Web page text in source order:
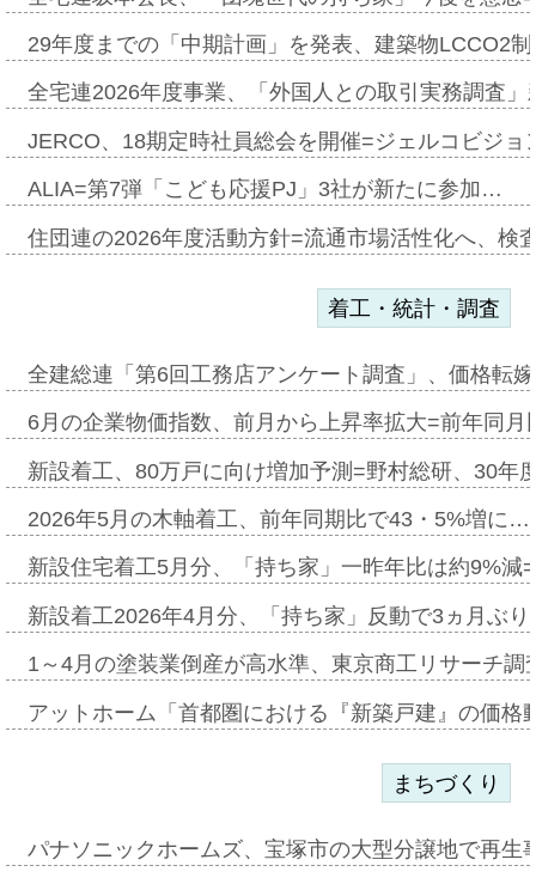
29年度までの「中期計画」を発表、建築物LCCO2
全宅連2026年度事業、「外国人との取引実務調査
JERCO、18期定時社員総会を開催=ジェルコビジ
ALIA=第7弾「こども応援PJ」3社が新たに参加…
住団連の2026年度活動方針=流通市場活性化へ、検
着工・統計・調査
全建総連「第6回工務店アンケート調査」、価格転
6月の企業物価指数、前月から上昇率拡大=前年同
新設着工、80万戸に向け増加予測=野村総研、30年
2026年5月の木軸着工、前年同期比で43・5%増に…
新設住宅着工5月分、「持ち家」一昨年比は約9%
新設着工2026年4月分、「持ち家」反動で3ヵ月ぶ
1～4月の塗装業倒産が高水準、東京商工リサーチ
アットホーム「首都圏における『新築戸建』の価
まちづくり
パナソニックホームズ、宝塚市の大型分譲地で再